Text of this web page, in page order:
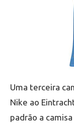
Uma terceira
Nike ao
padrão a